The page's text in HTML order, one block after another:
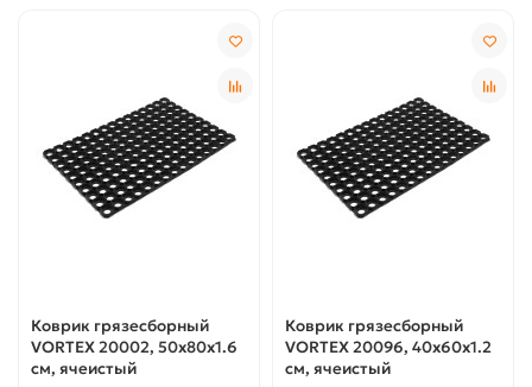
Коврик грязесборный
VORTEX 20002, 50х80х1.6
см, ячеистый
Коврик грязесборный
VORTEX 20096, 40х60х1.2
см, ячеистый